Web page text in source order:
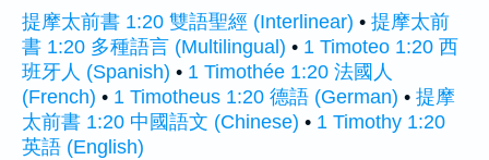
提摩太前書 1:20 雙語聖經 (Interlinear) • 提摩太前
書 1:20 多種語言 (Multilingual) • 1 Timoteo 1:20 西
班牙人 (Spanish) • 1 Timothée 1:20 法國人
(French) • 1 Timotheus 1:20 德語 (German) • 提摩
太前書 1:20 中國語文 (Chinese) • 1 Timothy 1:20
英語 (English)